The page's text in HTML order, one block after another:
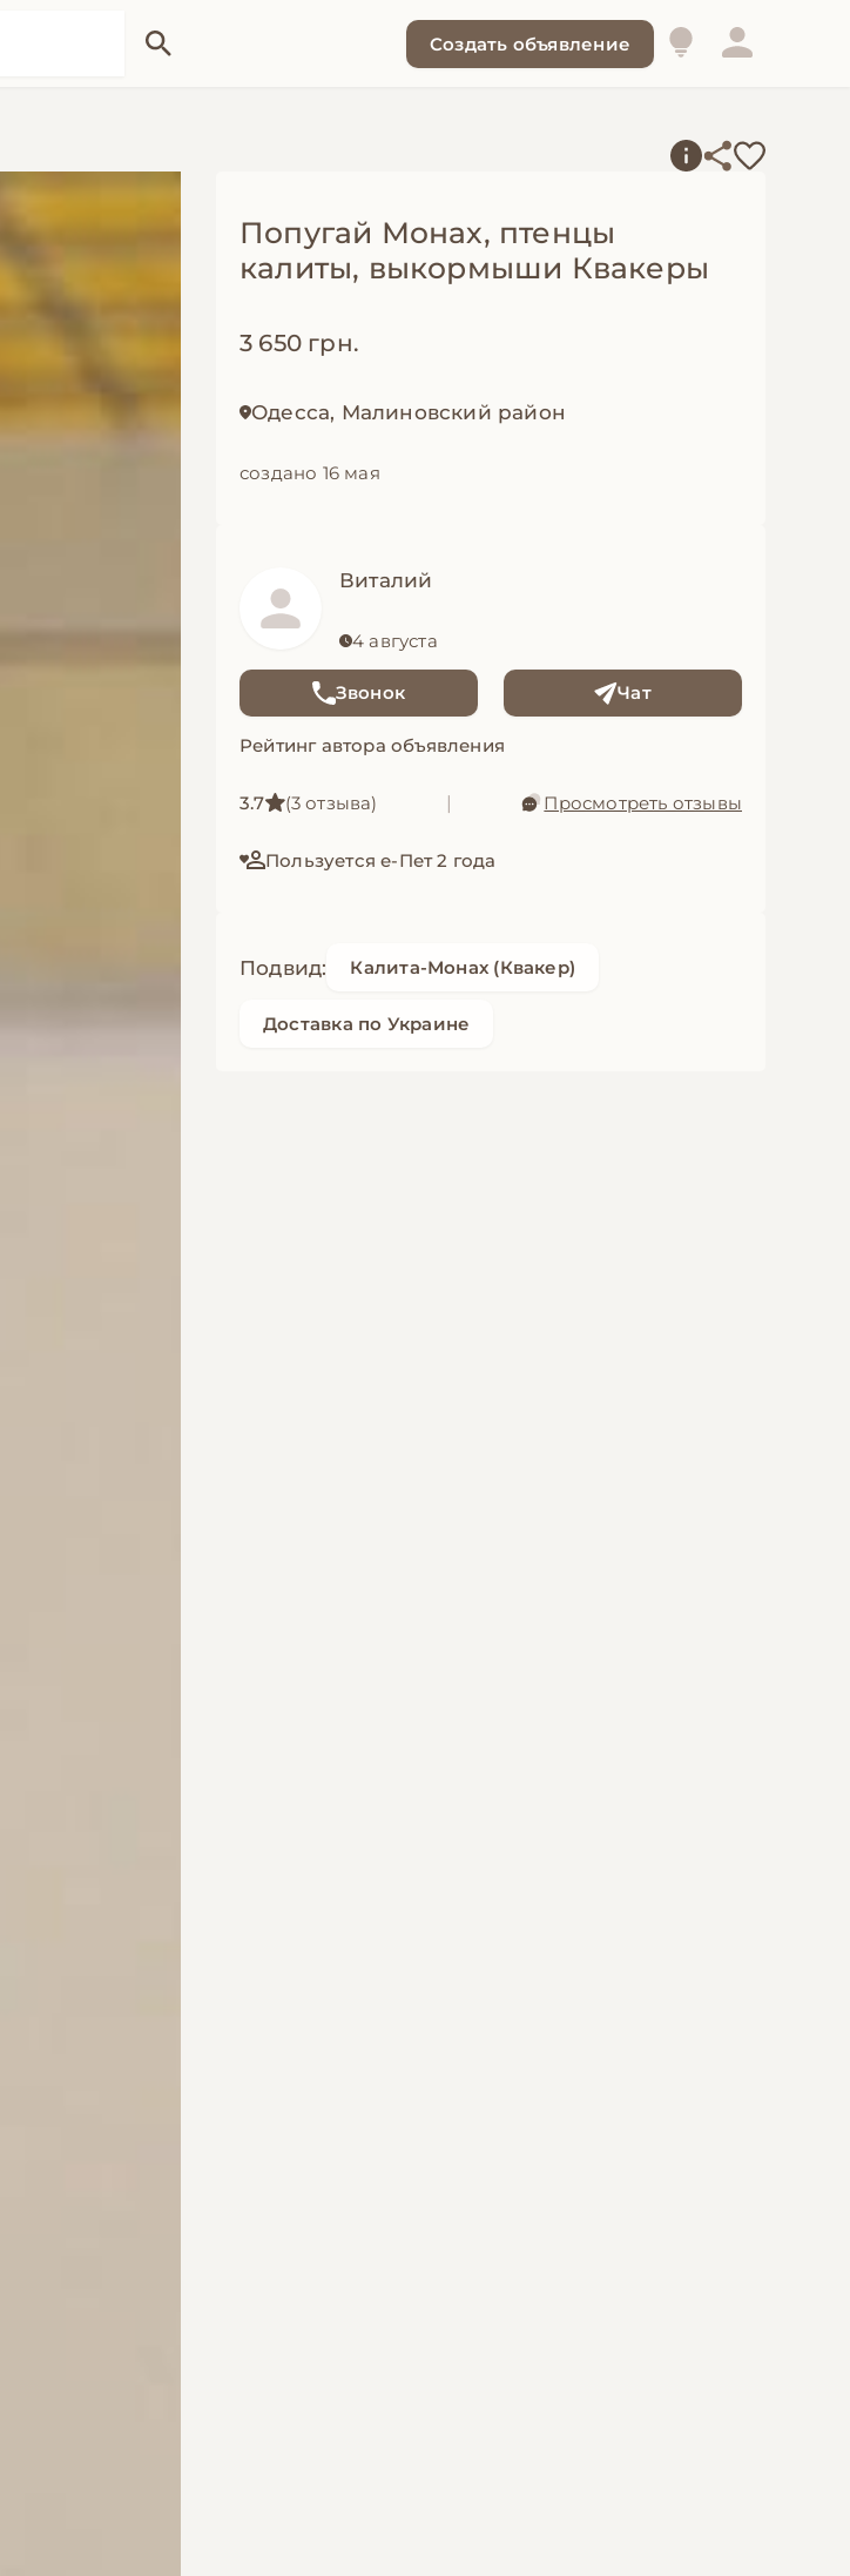
Создать объявление
Попугай Монах, птенцы
калиты, выкормыши Квакеры
3 650 грн.
Одесса, Малиновский район
создано 16 мая
Виталий
4 августа
Звонок Чат
Рейтинг автора объявления
3.7 (3 отзыва) | Просмотреть отзывы
Пользуется е-Пет 2 года
Подвид: Калита-Монах (Квакер)
Доставка по Украине